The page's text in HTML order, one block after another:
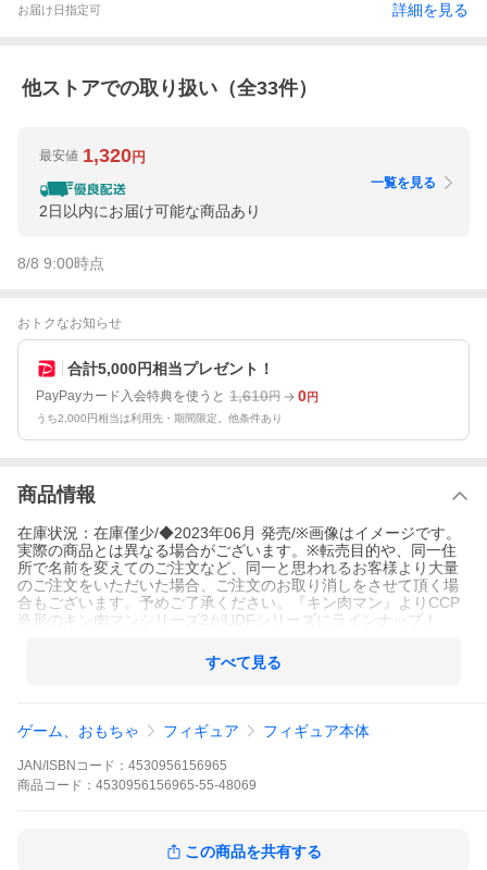
お届け日指定可 詳細を見る
他ストアでの取り扱い（全33件）
最安値 1,320円
2日以内にお届け可能な商品あり
一覧を見る
8/8 9:00時点
おトクなお知らせ
合計5,000円相当プレゼント！
PayPayカード入会特典を使うと 1,610円 0円
うち2,000円相当は利用先・期間限定。他条件あり
商品情報
在庫状況：在庫僅少/◆2023年06月 発売/※画像はイメージです。
実際の商品とは異なる場合がございます。※転売目的や、同一住
所で名前を変えてのご注文など、同一と思われるお客様より大量
のご注文をいただいた場合、ご注文のお取り消しをさせて頂く場
合もございます。予めご了承ください。『キン肉マン』よりCCP
造形のキン肉マンシリーズ2がUDFシリーズにラインナップ！
すべて見る
ゲーム、おもちゃ フィギュア フィギュア本体
JAN/ISBNコード： 4530956156965
商品 コード： 4530956156965-55-48069
この商品を共有する